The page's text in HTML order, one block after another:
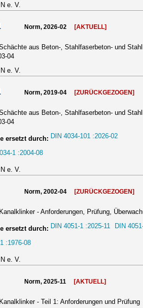
e. V.
Norm, 2026-02 [AKTUELL]
aus Beton-, Stahlfaserbeton- und
04
e. V.
Norm, 2019-04 [ZURÜCKGEZOGEN]
aus Beton-, Stahlfaserbeton- und
04
ersetzt durch: DIN 4034-101 :2026-02
1 :2004-08
e. V.
Norm, 2002-04 [ZURÜCKGEZOGEN]
Kanalklinker - Anforderungen, Prüfung,
ersetzt durch: DIN 4051-1 :2025-11 DIN
:1976-08
e. V.
Norm, 2025-11 [AKTUELL]
Kanalklinker - Teil 1: Anforderungen und Prüfung